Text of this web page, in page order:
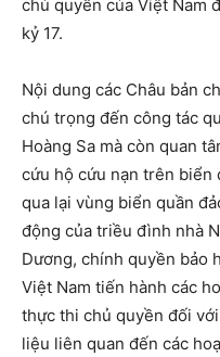
chủ quyền của Việt Nam
kỷ 17.
Nội dung các Châu bản
chú trọng đến công tác
Hoàng Sa mà còn quan
cứu hộ cứu nạn trên biển
qua lại vùng biển quần
động của triều đình nhà
Dương, chính quyền bảo
Việt Nam tiến hành các
thực thi chủ quyền đối
liệu liên quan đến các